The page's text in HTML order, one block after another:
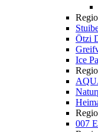
Ötzi
Ice
007